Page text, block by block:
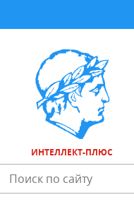
ИНТЕЛЛЕКТ-ПЛЮС